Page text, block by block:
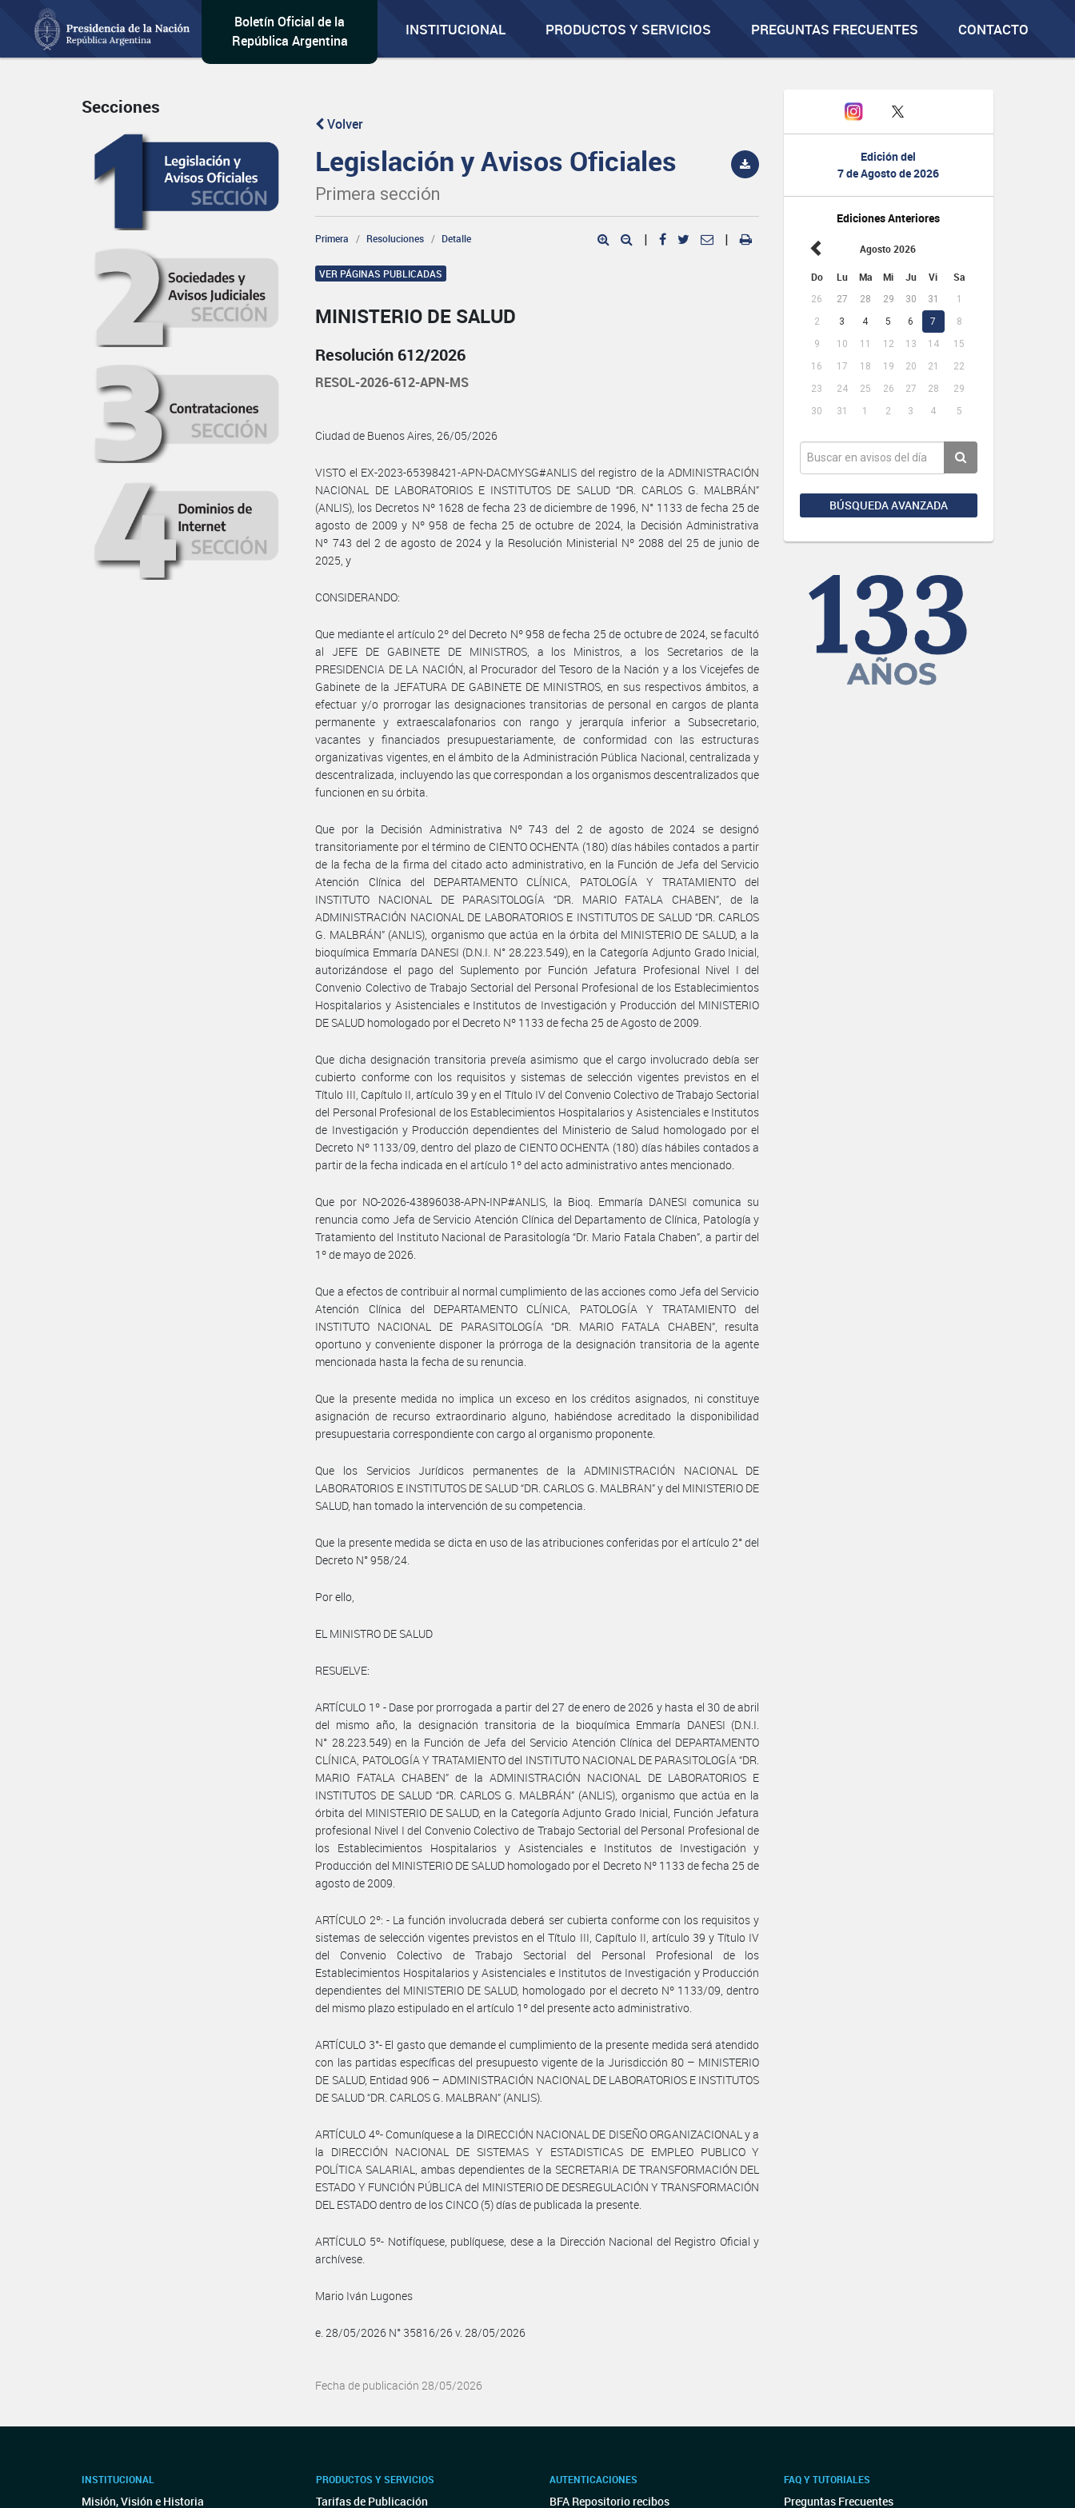
Boletín Oficial de la
República Argentina
INSTITUCIONAL PRODUCTOS Y SERVICIOS PREGUNTAS FRECUENTES CONTACTO
Edición del
7 de Agosto de 2026
Ediciones Anteriores
Agosto 2026
Do Lu Ma Mi Ju Vi Sa
26 27 28 29 30 31
1
2
3 4 5 6 7
8
9
10 11 12 13 14
15
16
17 18 19 20 21
22
23
24 25 26 27 28
29
30
31 1 2 3 4 5
BÚSQUEDA AVANZADA
Secciones
Volver
Legislación y Avisos Oficiales
Primera sección
Primera Resoluciones Detalle | |
VER PÁGINAS PUBLICADAS
MINISTERIO DE SALUD
Resolución 612/2026
RESOL-2026-612-APN-MS
Ciudad de Buenos Aires, 26/05/2026
VISTO el EX-2023-65398421-APN-DACMYSG#ANLIS del registro de la ADMINISTRACIÓN
NACIONAL DE LABORATORIOS E INSTITUTOS DE SALUD “DR. CARLOS G. MALBRÁN”
(ANLIS), los Decretos Nº 1628 de fecha 23 de diciembre de 1996, N° 1133 de fecha 25 de
agosto de 2009 y Nº 958 de fecha 25 de octubre de 2024, la Decisión Administrativa
Nº 743 del 2 de agosto de 2024 y la Resolución Ministerial Nº 2088 del 25 de junio de
2025, y
CONSIDERANDO:
Que mediante el artículo 2º del Decreto Nº 958 de fecha 25 de octubre de 2024, se facultó
al JEFE DE GABINETE DE MINISTROS, a los Ministros, a los Secretarios de la
PRESIDENCIA DE LA NACIÓN, al Procurador del Tesoro de la Nación y a los Vicejefes de
Gabinete de la JEFATURA DE GABINETE DE MINISTROS, en sus respectivos ámbitos, a
efectuar y/o prorrogar las designaciones transitorias de personal en cargos de planta
permanente y extraescalafonarios con rango y jerarquía inferior a Subsecretario,
vacantes y financiados presupuestariamente, de conformidad con las estructuras
organizativas vigentes, en el ámbito de la Administración Pública Nacional, centralizada y
descentralizada, incluyendo las que correspondan a los organismos descentralizados que
funcionen en su órbita.
Que por la Decisión Administrativa Nº 743 del 2 de agosto de 2024 se designó
transitoriamente por el término de CIENTO OCHENTA (180) días hábiles contados a partir
de la fecha de la firma del citado acto administrativo, en la Función de Jefa del Servicio
Atención Clínica del DEPARTAMENTO CLÍNICA, PATOLOGÍA Y TRATAMIENTO del
INSTITUTO NACIONAL DE PARASITOLOGÍA “DR. MARIO FATALA CHABEN”, de la
ADMINISTRACIÓN NACIONAL DE LABORATORIOS E INSTITUTOS DE SALUD “DR. CARLOS
G. MALBRÁN” (ANLIS), organismo que actúa en la órbita del MINISTERIO DE SALUD, a la
bioquímica Emmaría DANESI (D.N.I. N° 28.223.549), en la Categoría Adjunto Grado Inicial,
autorizándose el pago del Suplemento por Función Jefatura Profesional Nivel I del
Convenio Colectivo de Trabajo Sectorial del Personal Profesional de los Establecimientos
Hospitalarios y Asistenciales e Institutos de Investigación y Producción del MINISTERIO
DE SALUD homologado por el Decreto Nº 1133 de fecha 25 de Agosto de 2009.
Que dicha designación transitoria preveía asimismo que el cargo involucrado debía ser
cubierto conforme con los requisitos y sistemas de selección vigentes previstos en el
Título III, Capítulo II, artículo 39 y en el Título IV del Convenio Colectivo de Trabajo Sectorial
del Personal Profesional de los Establecimientos Hospitalarios y Asistenciales e Institutos
de Investigación y Producción dependientes del Ministerio de Salud homologado por el
Decreto Nº 1133/09, dentro del plazo de CIENTO OCHENTA (180) días hábiles contados a
partir de la fecha indicada en el artículo 1º del acto administrativo antes mencionado.
Que por NO-2026-43896038-APN-INP#ANLIS, la Bioq. Emmaría DANESI comunica su
renuncia como Jefa de Servicio Atención Clínica del Departamento de Clínica, Patología y
Tratamiento del Instituto Nacional de Parasitología “Dr. Mario Fatala Chaben”, a partir del
1º de mayo de 2026.
Que a efectos de contribuir al normal cumplimiento de las acciones como Jefa del Servicio
Atención Clínica del DEPARTAMENTO CLÍNICA, PATOLOGÍA Y TRATAMIENTO del
INSTITUTO NACIONAL DE PARASITOLOGÍA “DR. MARIO FATALA CHABEN”, resulta
oportuno y conveniente disponer la prórroga de la designación transitoria de la agente
mencionada hasta la fecha de su renuncia.
Que la presente medida no implica un exceso en los créditos asignados, ni constituye
asignación de recurso extraordinario alguno, habiéndose acreditado la disponibilidad
presupuestaria correspondiente con cargo al organismo proponente.
Que los Servicios Jurídicos permanentes de la ADMINISTRACIÓN NACIONAL DE
LABORATORIOS E INSTITUTOS DE SALUD “DR. CARLOS G. MALBRAN” y del MINISTERIO DE
SALUD, han tomado la intervención de su competencia.
Que la presente medida se dicta en uso de las atribuciones conferidas por el artículo 2° del
Decreto N° 958/24.
Por ello,
EL MINISTRO DE SALUD
RESUELVE:
ARTÍCULO 1º - Dase por prorrogada a partir del 27 de enero de 2026 y hasta el 30 de abril
del mismo año, la designación transitoria de la bioquímica Emmaría DANESI (D.N.I.
N° 28.223.549) en la Función de Jefa del Servicio Atención Clínica del DEPARTAMENTO
CLÍNICA, PATOLOGÍA Y TRATAMIENTO del INSTITUTO NACIONAL DE PARASITOLOGÍA “DR.
MARIO FATALA CHABEN” de la ADMINISTRACIÓN NACIONAL DE LABORATORIOS E
INSTITUTOS DE SALUD “DR. CARLOS G. MALBRÁN” (ANLIS), organismo que actúa en la
órbita del MINISTERIO DE SALUD, en la Categoría Adjunto Grado Inicial, Función Jefatura
profesional Nivel I del Convenio Colectivo de Trabajo Sectorial del Personal Profesional de
los Establecimientos Hospitalarios y Asistenciales e Institutos de Investigación y
Producción del MINISTERIO DE SALUD homologado por el Decreto Nº 1133 de fecha 25 de
agosto de 2009.
ARTÍCULO 2º: - La función involucrada deberá ser cubierta conforme con los requisitos y
sistemas de selección vigentes previstos en el Título III, Capítulo II, artículo 39 y Título IV
del Convenio Colectivo de Trabajo Sectorial del Personal Profesional de los
Establecimientos Hospitalarios y Asistenciales e Institutos de Investigación y Producción
dependientes del MINISTERIO DE SALUD, homologado por el decreto Nº 1133/09, dentro
del mismo plazo estipulado en el artículo 1º del presente acto administrativo.
ARTÍCULO 3°- El gasto que demande el cumplimiento de la presente medida será atendido
con las partidas específicas del presupuesto vigente de la Jurisdicción 80 – MINISTERIO
DE SALUD, Entidad 906 – ADMINISTRACIÓN NACIONAL DE LABORATORIOS E INSTITUTOS
DE SALUD “DR. CARLOS G. MALBRAN” (ANLIS).
ARTÍCULO 4º- Comuníquese a la DIRECCIÓN NACIONAL DE DISEÑO ORGANIZACIONAL y a
la DIRECCIÓN NACIONAL DE SISTEMAS Y ESTADISTICAS DE EMPLEO PUBLICO Y
POLÍTICA SALARIAL, ambas dependientes de la SECRETARIA DE TRANSFORMACIÓN DEL
ESTADO Y FUNCIÓN PÚBLICA del MINISTERIO DE DESREGULACIÓN Y TRANSFORMACIÓN
DEL ESTADO dentro de los CINCO (5) días de publicada la presente.
ARTÍCULO 5º- Notifíquese, publíquese, dese a la Dirección Nacional del Registro Oficial y
archívese.
Mario Iván Lugones
e. 28/05/2026 N° 35816/26 v. 28/05/2026
Fecha de publicación 28/05/2026
INSTITUCIONAL
Misión, Visión e Historia
PRODUCTOS Y SERVICIOS
Tarifas de Publicación
AUTENTICACIONES
BFA Repositorio recibos
FAQ Y TUTORIALES
Preguntas Frecuentes